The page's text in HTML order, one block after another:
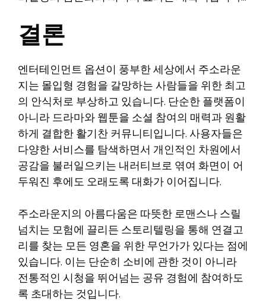
결론
엔터테인먼트 옵션이 풍부한 세상에서 주소라운
지는 몰입형 경험을 갈망하는 사람들을 위한 최고
의 안식처로 부상하고 있습니다. 단순한 플랫폼이
아니라 드라마와 웹툰을 소셜 참여의 매력과 원활
하게 결합한 활기찬 커뮤니티입니다. 사용자들은
다양한 서비스를 탐색하면서 개인적인 차원에서
공감을 불러일으키는 내러티브로 엮여 화면이 어
두워진 후에도 오래도록 대화가 이어집니다.
주소라운지의 아름다움은 따뜻한 로맨스나 스릴
넘치는 모험에 끌리든 스토리텔링을 통해 연결고
리를 찾는 모든 영혼을 위한 무언가가 있다는 점에
있습니다. 이는 단순히 소비에 관한 것이 아니라
전통적인 시청을 뛰어넘는 공유 경험에 참여하도
록 초대하는 것입니다.